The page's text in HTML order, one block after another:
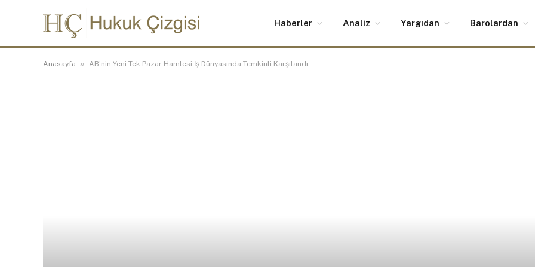
Haberler Analiz Yargıdan Barolardan
Anasayfa » AB’nin Yeni Tek Pazar Hamlesi İş Dünyasında Temkinli Karşılandı